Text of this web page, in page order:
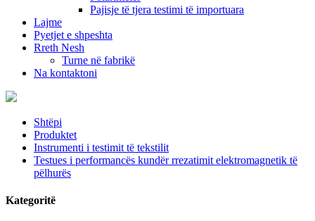
Pajisje të tjera testimi të importuara
Lajme
Pyetjet e shpeshta
Rreth Nesh
Turne në fabrikë
Na kontaktoni
Shtëpi
Produktet
Instrumenti i testimit të tekstilit
Testues i performancës kundër rrezatimit elektromagnetik të
pëlhurës
Kategoritë